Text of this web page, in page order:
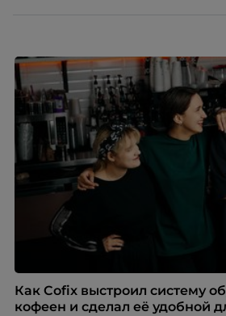
Как Cofix выстроил систему
кофеен и сделал её удобной